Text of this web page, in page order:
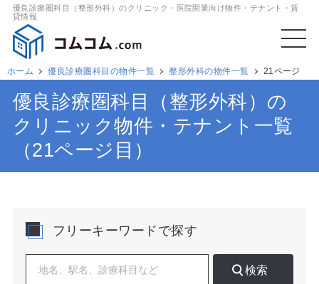
優良診療圏科目（整形外科）のクリニック・医院開業向け物件・テナント・賃
貸情報
ホーム 優良診療圏科目の物件一覧 整形外科の物件一覧 21ページ
優良診療圏科目（整形外科）の
クリニック物件・テナント一覧
（21ページ目）
フリーキーワードで探す
検索